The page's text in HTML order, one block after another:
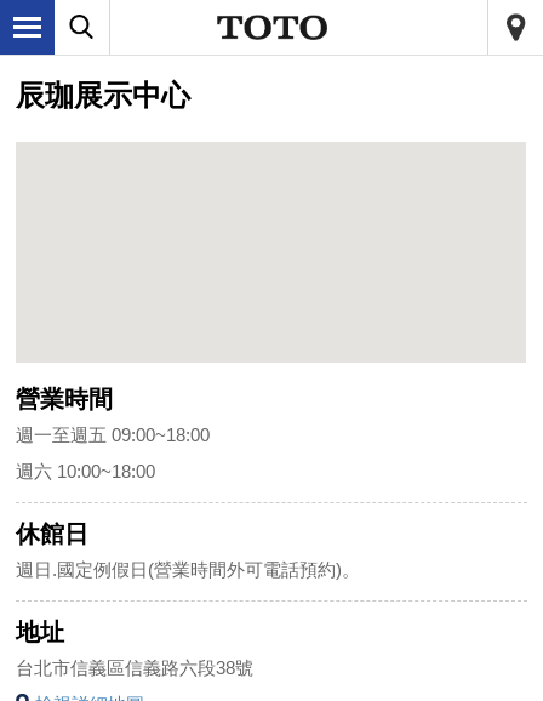
辰珈展示中心
營業時間
週一至週五 09:00~18:00
週六 10:00~18:00
休館日
週日.國定例假日(營業時間外可電話預約)。
地址
台北市信義區信義路六段38號